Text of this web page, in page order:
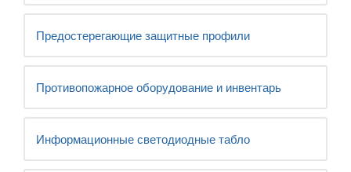
Предостерегающие защитные профили
Противопожарное оборудование и инвентарь
Информационные светодиодные табло